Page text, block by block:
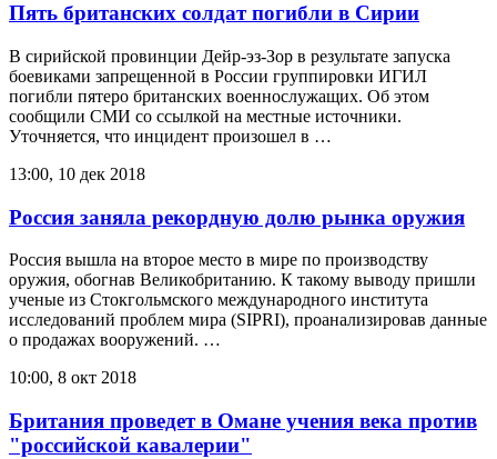
Пять британских солдат погибли в Сирии
В сирийской провинции Дейр-эз-Зор в результате запуска
боевиками запрещенной в России группировки ИГИЛ
погибли пятеро британских военнослужащих. Об этом
сообщили СМИ со ссылкой на местные источники.
Уточняется, что инцидент произошел в …
13:00, 10 дек 2018
Россия заняла рекордную долю рынка оружия
Россия вышла на второе место в мире по производству
оружия, обогнав Великобританию. К такому выводу пришли
ученые из Стокгольмского международного института
исследований проблем мира (SIPRI), проанализировав данные
о продажах вооружений. …
10:00, 8 окт 2018
Британия проведет в Омане учения века против
"российской кавалерии"